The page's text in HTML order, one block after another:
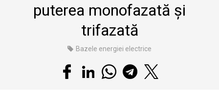
puterea monofazată și
trifazată
Bazele energiei electrice